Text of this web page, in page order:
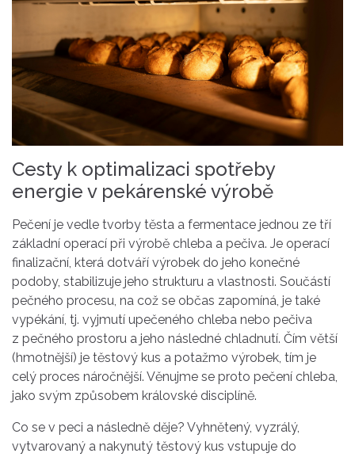
Cesty k optimalizaci spotřeby
energie v pekárenské výrobě
Pečení je vedle tvorby těsta a fermentace jednou ze tří
základní operací při výrobě chleba a pečiva. Je operací
finalizační, která dotváří výrobek do jeho konečné
podoby, stabilizuje jeho strukturu a vlastnosti. Součástí
pečného procesu, na což se občas zapomíná, je také
vypékání, tj. vyjmutí upečeného chleba nebo pečiva
z pečného prostoru a jeho následné chladnutí. Čím větší
(hmotnější) je těstový kus a potažmo výrobek, tím je
celý proces náročnější. Věnujme se proto pečení chleba,
jako svým způsobem královské disciplíně.
Co se v peci a následně děje? Vyhnětený, vyzrálý,
vytvarovaný a nakynutý těstový kus vstupuje do